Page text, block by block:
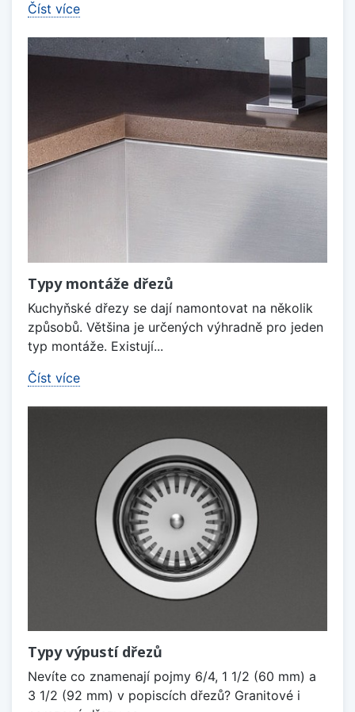
Číst více
Typy montáže dřezů
Kuchyňské dřezy se dají namontovat na několik
způsobů. Většina je určených výhradně pro jeden
typ montáže. Existují...
Číst více
Typy výpustí dřezů
Nevíte co znamenají pojmy 6/4, 1 1/2 (60 mm) a
3 1/2 (92 mm) v popiscích dřezů? Granitové i